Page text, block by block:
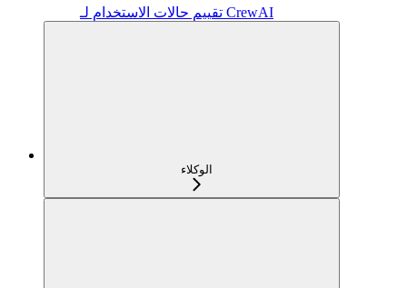
تقييم حالات الاستخدام لـ CrewAI
الوكلاء